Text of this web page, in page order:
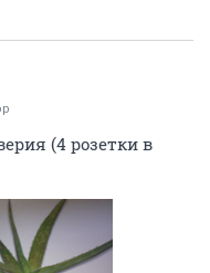
(4 розетки в